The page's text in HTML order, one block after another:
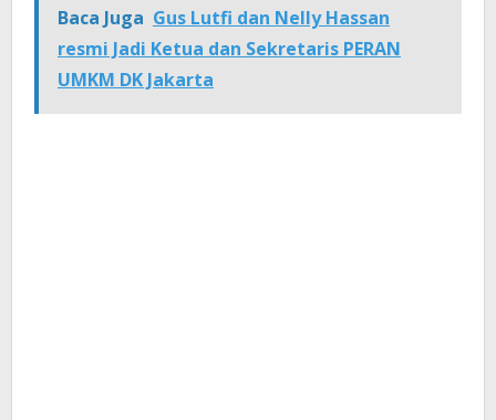
Baca Juga Gus Lutfi dan Nelly Hassan
resmi Jadi Ketua dan Sekretaris PERAN
UMKM DK Jakarta